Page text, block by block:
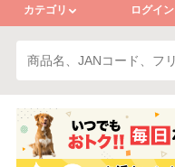
カテゴリ
犬
小動物・鳥
ログイン
ログイン
会員登録